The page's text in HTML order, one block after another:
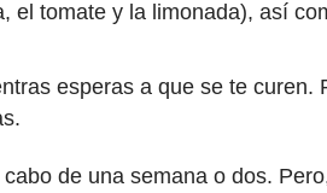
el tomate y la limonada), así
esperas a que se te
de una semana o dos.